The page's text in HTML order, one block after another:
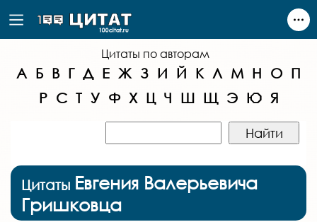
Цитаты по авторам
А Б В Г Д Е Ж З И Й К Л М Н О П
Р С Т У Ф Х Ц Ч Ш Щ Э Ю Я
Цитаты Евгения Валерьевича
Гришковца